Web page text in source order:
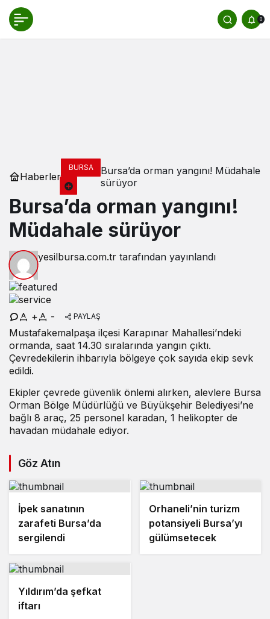
0
Haberler
BURSA
Bursa’da orman yangını! Müdahale
sürüyor
Bursa’da orman yangını!
Müdahale sürüyor
yesilbursa.com.tr tarafından yayınlandı
+ - PAYLAŞ
Mustafakemalpaşa ilçesi Karapınar Mahallesi’ndeki
ormanda, saat 14.30 sıralarında yangın çıktı.
Çevredekilerin ihbarıyla bölgeye çok sayıda ekip sevk
edildi.
Ekipler çevrede güvenlik önlemi alırken, alevlere Bursa
Orman Bölge Müdürlüğü ve Büyükşehir Belediyesi’ne
bağlı 8 araç, 25 personel karadan, 1 helikopter de
havadan müdahale ediyor.
Göz Atın
İpek sanatının
zarafeti Bursa’da
sergilendi
Orhaneli’nin turizm
potansiyeli Bursa’yı
gülümsetecek
Yıldırım’da şefkat
iftarı